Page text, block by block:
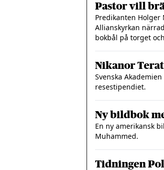
Pastor vill
Predikanten
Allianskyrkan
bokbål på torget
Nikanor
Svenska
resestipendiet.
Ny bildbok
En ny amerikansk
Muhammed.
Tidningen